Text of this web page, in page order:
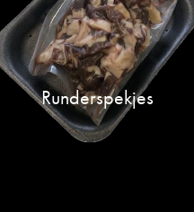
Runderspekjes